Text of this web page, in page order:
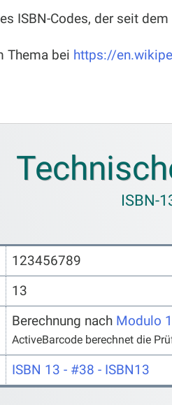
ISBN-Codes, der seit
Thema bei https://
ISBN-
123456789
13
Berechnung nach Modulo
ActiveBarcode berechnet die
ISBN 13 - #38 - ISBN13